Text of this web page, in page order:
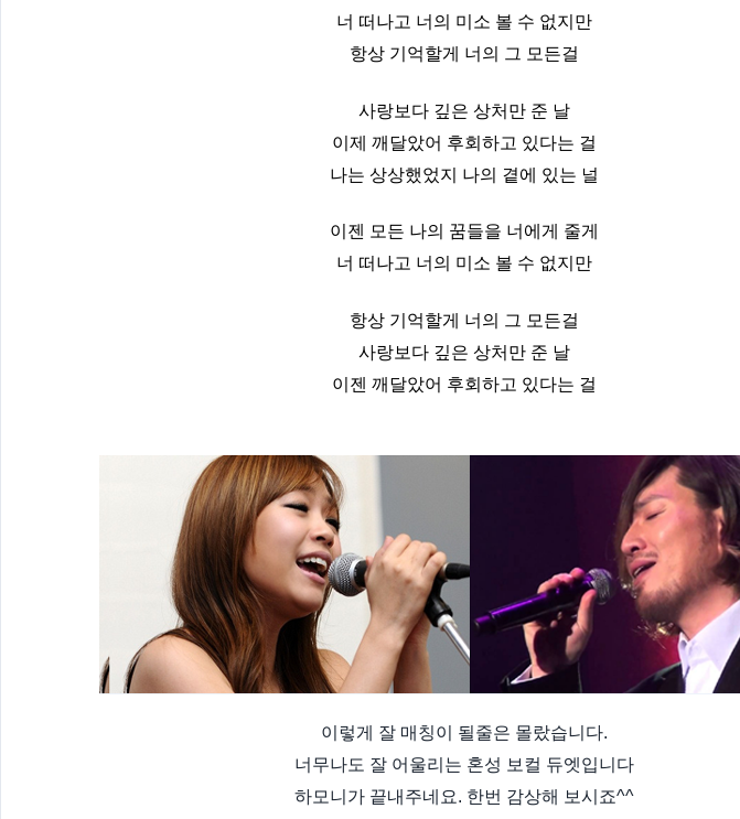
너 떠나고 너의 미소 볼 수 없지만
항상 기억할게 너의 그 모든걸
사랑보다 깊은 상처만 준 날
이제 깨달았어 후회하고 있다는 걸
나는 상상했었지 나의 곁에 있는 널
이젠 모든 나의 꿈들을 너에게 줄게
너 떠나고 너의 미소 볼 수 없지만
항상 기억할게 너의 그 모든걸
사랑보다 깊은 상처만 준 날
이젠 깨달았어 후회하고 있다는 걸
이렇게 잘 매칭이 될줄은 몰랐습니다.
너무나도 잘 어울리는 혼성 보컬 듀엣입니다
하모니가 끝내주네요. 한번 감상해 보시죠^^